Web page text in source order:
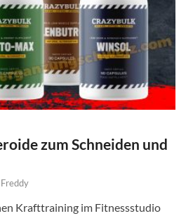
zum Schneiden und
Freddy
Krafttraining im Fitnessstudio